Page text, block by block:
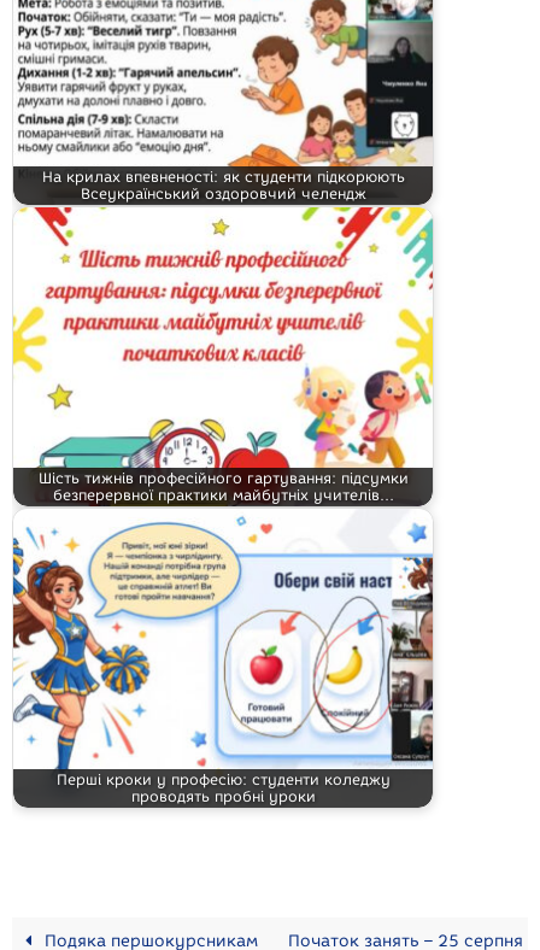
На крилах впевненості: як студенти підкорюють
Всеукраїнський оздоровчий челендж
Шість тижнів професійного гартування: підсумки
безперервної практики майбутніх учителів…
Перші кроки у професію: студенти коледжу
проводять пробні уроки
Подяка першокурсникам Початок занять – 25 серпня